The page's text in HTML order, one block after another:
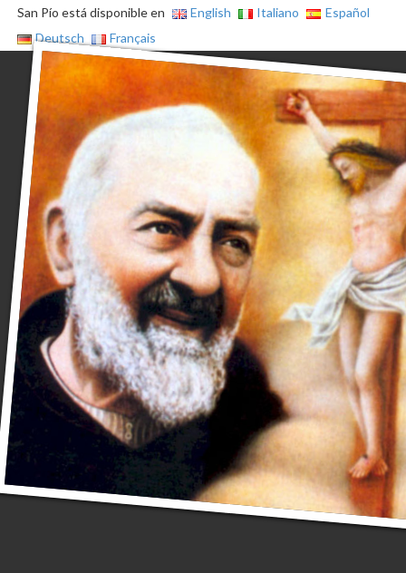
San Pío está disponible en English Italiano
Español
Deutsch
Français